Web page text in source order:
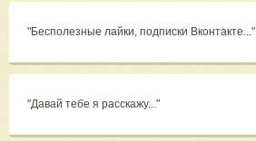
"Бесполезные лайки, подписки Вконтакте..."
"Давай тебе я расскажу..."